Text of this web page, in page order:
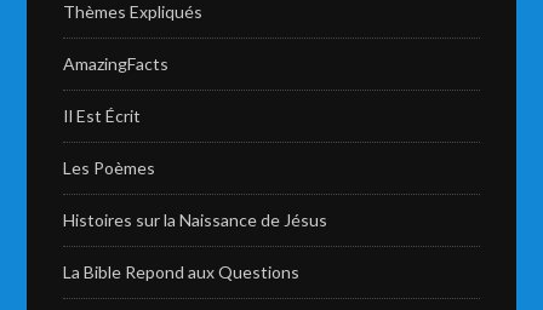
Thèmes Expliqués
AmazingFacts
Il Est Écrit
Les Poèmes
Histoires sur la Naissance de Jésus
La Bible Repond aux Questions